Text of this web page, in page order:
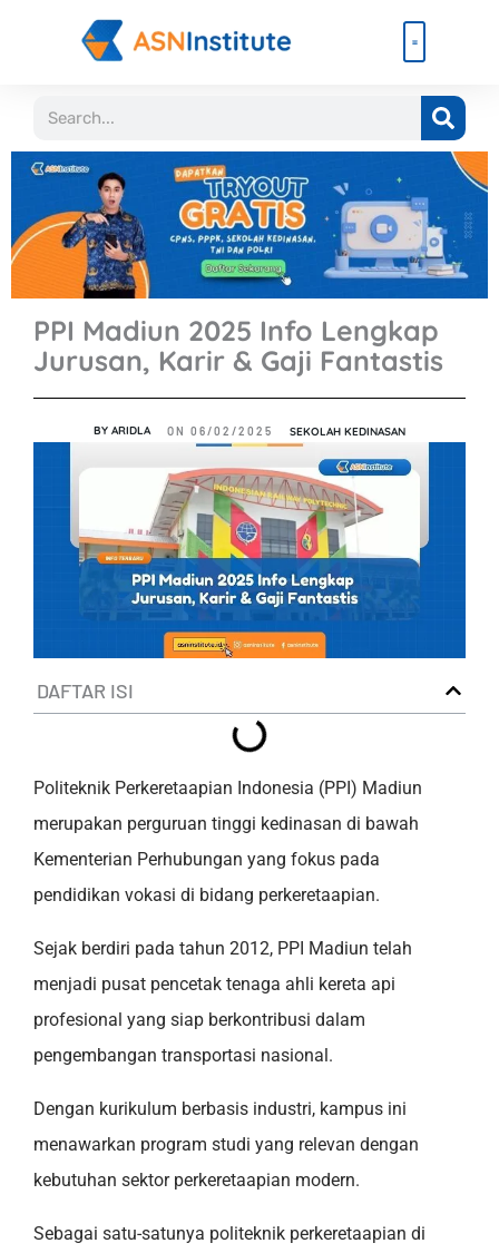
Search
PPI Madiun 2025 Info Lengkap
Jurusan, Karir & Gaji Fantastis
BY ARIDLA ON 06/02/2025 SEKOLAH KEDINASAN
DAFTAR ISI
Politeknik Perkeretaapian Indonesia (PPI) Madiun
merupakan perguruan tinggi kedinasan di bawah
Kementerian Perhubungan yang fokus pada
pendidikan vokasi di bidang perkeretaapian.
Sejak berdiri pada tahun 2012, PPI Madiun telah
menjadi pusat pencetak tenaga ahli kereta api
profesional yang siap berkontribusi dalam
pengembangan transportasi nasional.
Dengan kurikulum berbasis industri, kampus ini
menawarkan program studi yang relevan dengan
kebutuhan sektor perkeretaapian modern.
Sebagai satu-satunya politeknik perkeretaapian di